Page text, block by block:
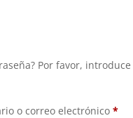
Por favor,
o correo electrónico*